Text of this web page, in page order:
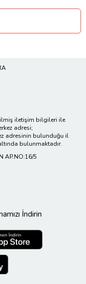
iletişim bilgileri ile
adresi;
adresinin bulunduğu il
bulunmaktadır.
AP.NO:16/5
İndirin